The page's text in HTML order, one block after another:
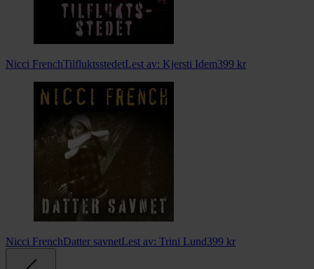
Nicci FrenchTilfluktsstedetLest av: Kjersti Idem399 kr
Nicci FrenchDatter savnetLest av: Trini Lund399 kr